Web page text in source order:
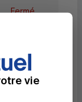
Fermé
Fermé
vie